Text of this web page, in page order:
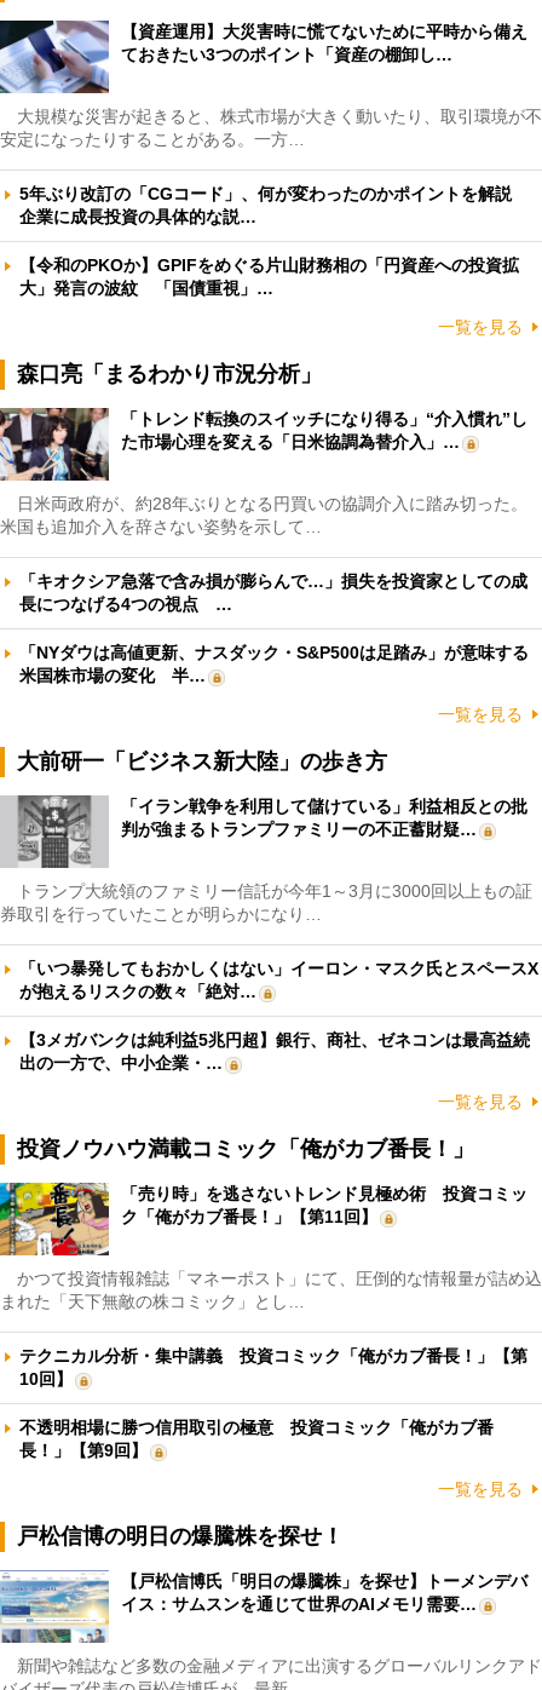
【資産運用】大災害時に慌てないために平時から備え
ておきたい3つのポイント「資産の棚卸し…
大規模な災害が起きると、株式市場が大きく動いたり、取引環境が不
安定になったりすることがある。一方…
5年ぶり改訂の「CGコード」、何が変わったのかポイントを解説
企業に成長投資の具体的な説…
【令和のPKOか】GPIFをめぐる片山財務相の「円資産への投資拡
大」発言の波紋 「国債重視」…
一覧を見る
森口亮「まるわかり市況分析」
「トレンド転換のスイッチになり得る」“介入慣れ”し
た市場心理を変える「日米協調為替介入」…
日米両政府が、約28年ぶりとなる円買いの協調介入に踏み切った。
米国も追加介入を辞さない姿勢を示して…
「キオクシア急落で含み損が膨らんで…」損失を投資家としての成
長につなげる4つの視点 …
「NYダウは高値更新、ナスダック・S&P500は足踏み」が意味する
米国株市場の変化 半…
一覧を見る
大前研一「ビジネス新大陸」の歩き方
「イラン戦争を利用して儲けている」利益相反との批
判が強まるトランプファミリーの不正蓄財疑…
トランプ大統領のファミリー信託が今年1～3月に3000回以上もの証
券取引を行っていたことが明らかになり…
「いつ暴発してもおかしくはない」イーロン・マスク氏とスペースX
が抱えるリスクの数々「絶対…
【3メガバンクは純利益5兆円超】銀行、商社、ゼネコンは最高益続
出の一方で、中小企業・…
一覧を見る
投資ノウハウ満載コミック「俺がカブ番長！」
「売り時」を逃さないトレンド見極め術 投資コミッ
ク「俺がカブ番長！」【第11回】
かつて投資情報雑誌「マネーポスト」にて、圧倒的な情報量が詰め込
まれた「天下無敵の株コミック」とし…
テクニカル分析・集中講義 投資コミック「俺がカブ番長！」【第
10回】
不透明相場に勝つ信用取引の極意 投資コミック「俺がカブ番
長！」【第9回】
一覧を見る
戸松信博の明日の爆騰株を探せ！
【戸松信博氏「明日の爆騰株」を探せ】トーメンデバ
イス：サムスンを通じて世界のAIメモリ需要…
新聞や雑誌など多数の金融メディアに出演するグローバルリンクアド